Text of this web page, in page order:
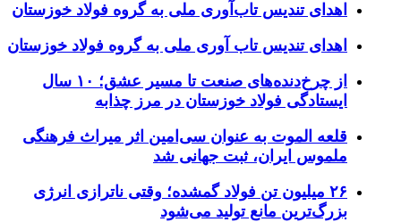
تندیس تاب‌آوری ملی به گروه فولاد خوزستان
تندیس تاب آوری ملی به گروه فولاد خوزستان
از چرخ‌دنده‌های صنعت تا مسیر عشق؛ ۱۰ سال
فولاد خوزستان در مرز چذابه
الموت به عنوان سی‌امین اثر میراث‌ فرهنگی
ایران، ثبت جهانی شد
۲۶ میلیون تن فولاد گمشده؛ وقتی ناترازی انرژی
مانع تولید می‌شود